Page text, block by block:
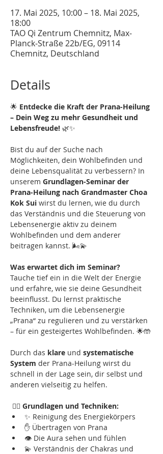
17. Mai 2025, 10:00 – 18. Mai 2025,
18:00
TAO Qi Zentrum Chemnitz, Max-
Planck-Straße 22b/EG, 09114
Chemnitz, Deutschland
Details
🌟 Entdecke die Kraft der Prana-Heilung
– Dein Weg zu mehr Gesundheit und
Lebensfreude! 🌿✨
Bist du auf der Suche nach
Möglichkeiten, dein Wohlbefinden und
deine Lebensqualität zu verbessern? In
unserem Grundlagen-Seminar der
Prana-Heilung nach Grandmaster Choa
Kok Sui wirst du lernen, wie du durch
das Verständnis und die Steuerung von
Lebensenergie aktiv zu deinem
Wohlbefinden und dem anderer
beitragen kannst. 🌬️💫
Was erwartet dich im Seminar?
Tauche tief ein in die Welt der Energie
und erfahre, wie sie deine Gesundheit
beeinflusst. Du lernst praktische
Techniken, um die Lebensenergie
„Prana“ zu regulieren und zu verstärken
– für ein gesteigertes Wohlbefinden. 🌟🤲
Durch das klare und systematische
System der Prana-Heilung wirst du
schnell in der Lage sein, dir selbst und
anderen vielseitig zu helfen.
🧘‍♂️ Grundlagen und Techniken:
✨ Reinigung des Energiekörpers
✋ Übertragen von Prana
👁️ Die Aura sehen und fühlen
💫 Verständnis der Chakras und